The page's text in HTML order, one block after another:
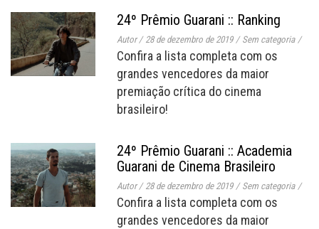
24º Prêmio Guarani :: Ranking
Autor/ 28 de dezembro de 2019 / Sem categoria /
Confira a lista completa com os
grandes vencedores da maior
premiação crítica do cinema
brasileiro!
24º Prêmio Guarani :: Academia
Guarani de Cinema Brasileiro
Autor/ 28 de dezembro de 2019 / Sem categoria /
Confira a lista completa com os
grandes vencedores da maior